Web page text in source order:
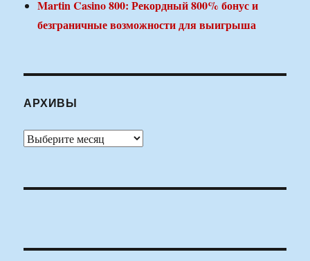
Martin Casino 800: Рекордный 800% бонус и
безграничные возможности для выигрыша
АРХИВЫ
Архивы